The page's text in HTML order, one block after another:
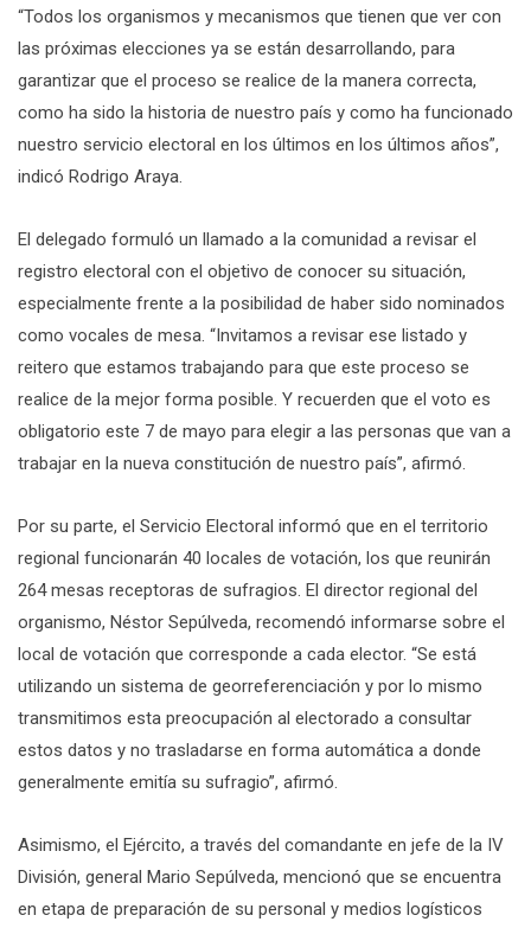
“Todos los organismos y mecanismos que tienen que ver con
las próximas elecciones ya se están desarrollando, para
garantizar que el proceso se realice de la manera correcta,
como ha sido la historia de nuestro país y como ha funcionado
nuestro servicio electoral en los últimos en los últimos años”,
indicó Rodrigo Araya.
El delegado formuló un llamado a la comunidad a revisar el
registro electoral con el objetivo de conocer su situación,
especialmente frente a la posibilidad de haber sido nominados
como vocales de mesa. “Invitamos a revisar ese listado y
reitero que estamos trabajando para que este proceso se
realice de la mejor forma posible. Y recuerden que el voto es
obligatorio este 7 de mayo para elegir a las personas que van a
trabajar en la nueva constitución de nuestro país”, afirmó.
Por su parte, el Servicio Electoral informó que en el territorio
regional funcionarán 40 locales de votación, los que reunirán
264 mesas receptoras de sufragios. El director regional del
organismo, Néstor Sepúlveda, recomendó informarse sobre el
local de votación que corresponde a cada elector. “Se está
utilizando un sistema de georreferenciación y por lo mismo
transmitimos esta preocupación al electorado a consultar
estos datos y no trasladarse en forma automática a donde
generalmente emitía su sufragio”, afirmó.
Asimismo, el Ejército, a través del comandante en jefe de la IV
División, general Mario Sepúlveda, mencionó que se encuentra
en etapa de preparación de su personal y medios logísticos